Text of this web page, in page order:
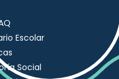
Escolar
Social